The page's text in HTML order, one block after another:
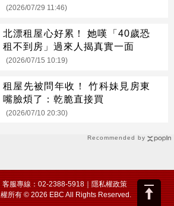
Recommended by
(2026/07/29 11:46)
北漂租屋心好累！ 她嘆「40歲恐
租不到房」過來人揭真實一面
(2026/07/15 10:19)
租屋先被問年收！ 竹科妹見房東
嘴臉煩了：乾脆直接買
(2026/07/10 20:30)
客服專線：02-2388-5918｜隱私權政策
所有 © 2026 EBC All Rights Reserved.